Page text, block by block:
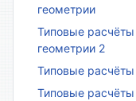
геометрии
Типовые расчёты
геометрии 2
Типовые
Типовые